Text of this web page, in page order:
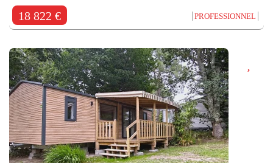
18 822 € PROFESSIONNEL